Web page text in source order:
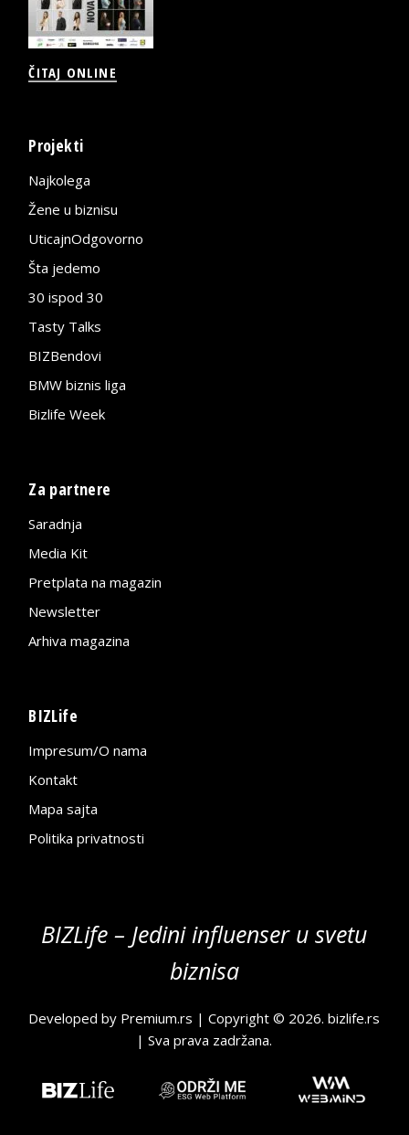
ČITAJ ONLINE
Projekti
Najkolega
Žene u biznisu
UticajnOdgovorno
Šta jedemo
30 ispod 30
Tasty Talks
BIZBendovi
BMW biznis liga
Bizlife Week
Za partnere
Saradnja
Media Kit
Pretplata na magazin
Newsletter
Arhiva magazina
BIZLife
Impresum/O nama
Kontakt
Mapa sajta
Politika privatnosti
BIZLife – Jedini influenser u svetu
biznisa
Developed by Premium.rs | Copyright © 2026.bizlife.rs
| Sva prava zadržana.